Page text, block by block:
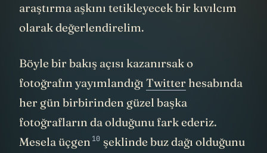
araştırma aşkını tetikleyecek bir kıvılcım
olarak değerlendirelim.
Böyle bir bakış açısı kazanırsak o
fotoğrafın yayımlandığı Twitter hesabında
her gün birbirinden güzel başka
fotoğrafların da olduğunu fark ederiz.
Mesela üçgen 10 şeklinde buz dağı olduğunu